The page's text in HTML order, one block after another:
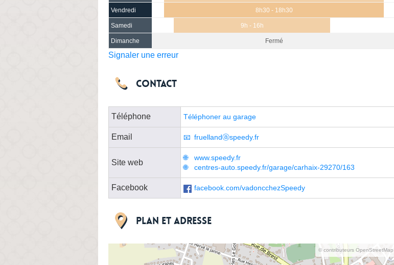
Vendredi 8h30 - 18h30
Samedi 9h - 16h
Dimanche Fermé
Signaler une erreur
Contact
Téléphone Téléphoner au garage
Email fruellandⓐspeedy.fr
Site web
www.speedy.fr
centres-auto.speedy.fr/garage/carhaix-29270/163
Facebook facebook.com/vadoncchezSpeedy
Plan et adresse
© contributeurs OpenStreetMap